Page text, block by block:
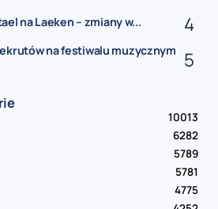
na Laeken – zmiany w...
na festiwalu muzycznym
10013
6282
5789
5781
4775